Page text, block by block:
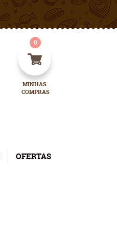
MINHAS
COMPRAS
0
OFERTAS